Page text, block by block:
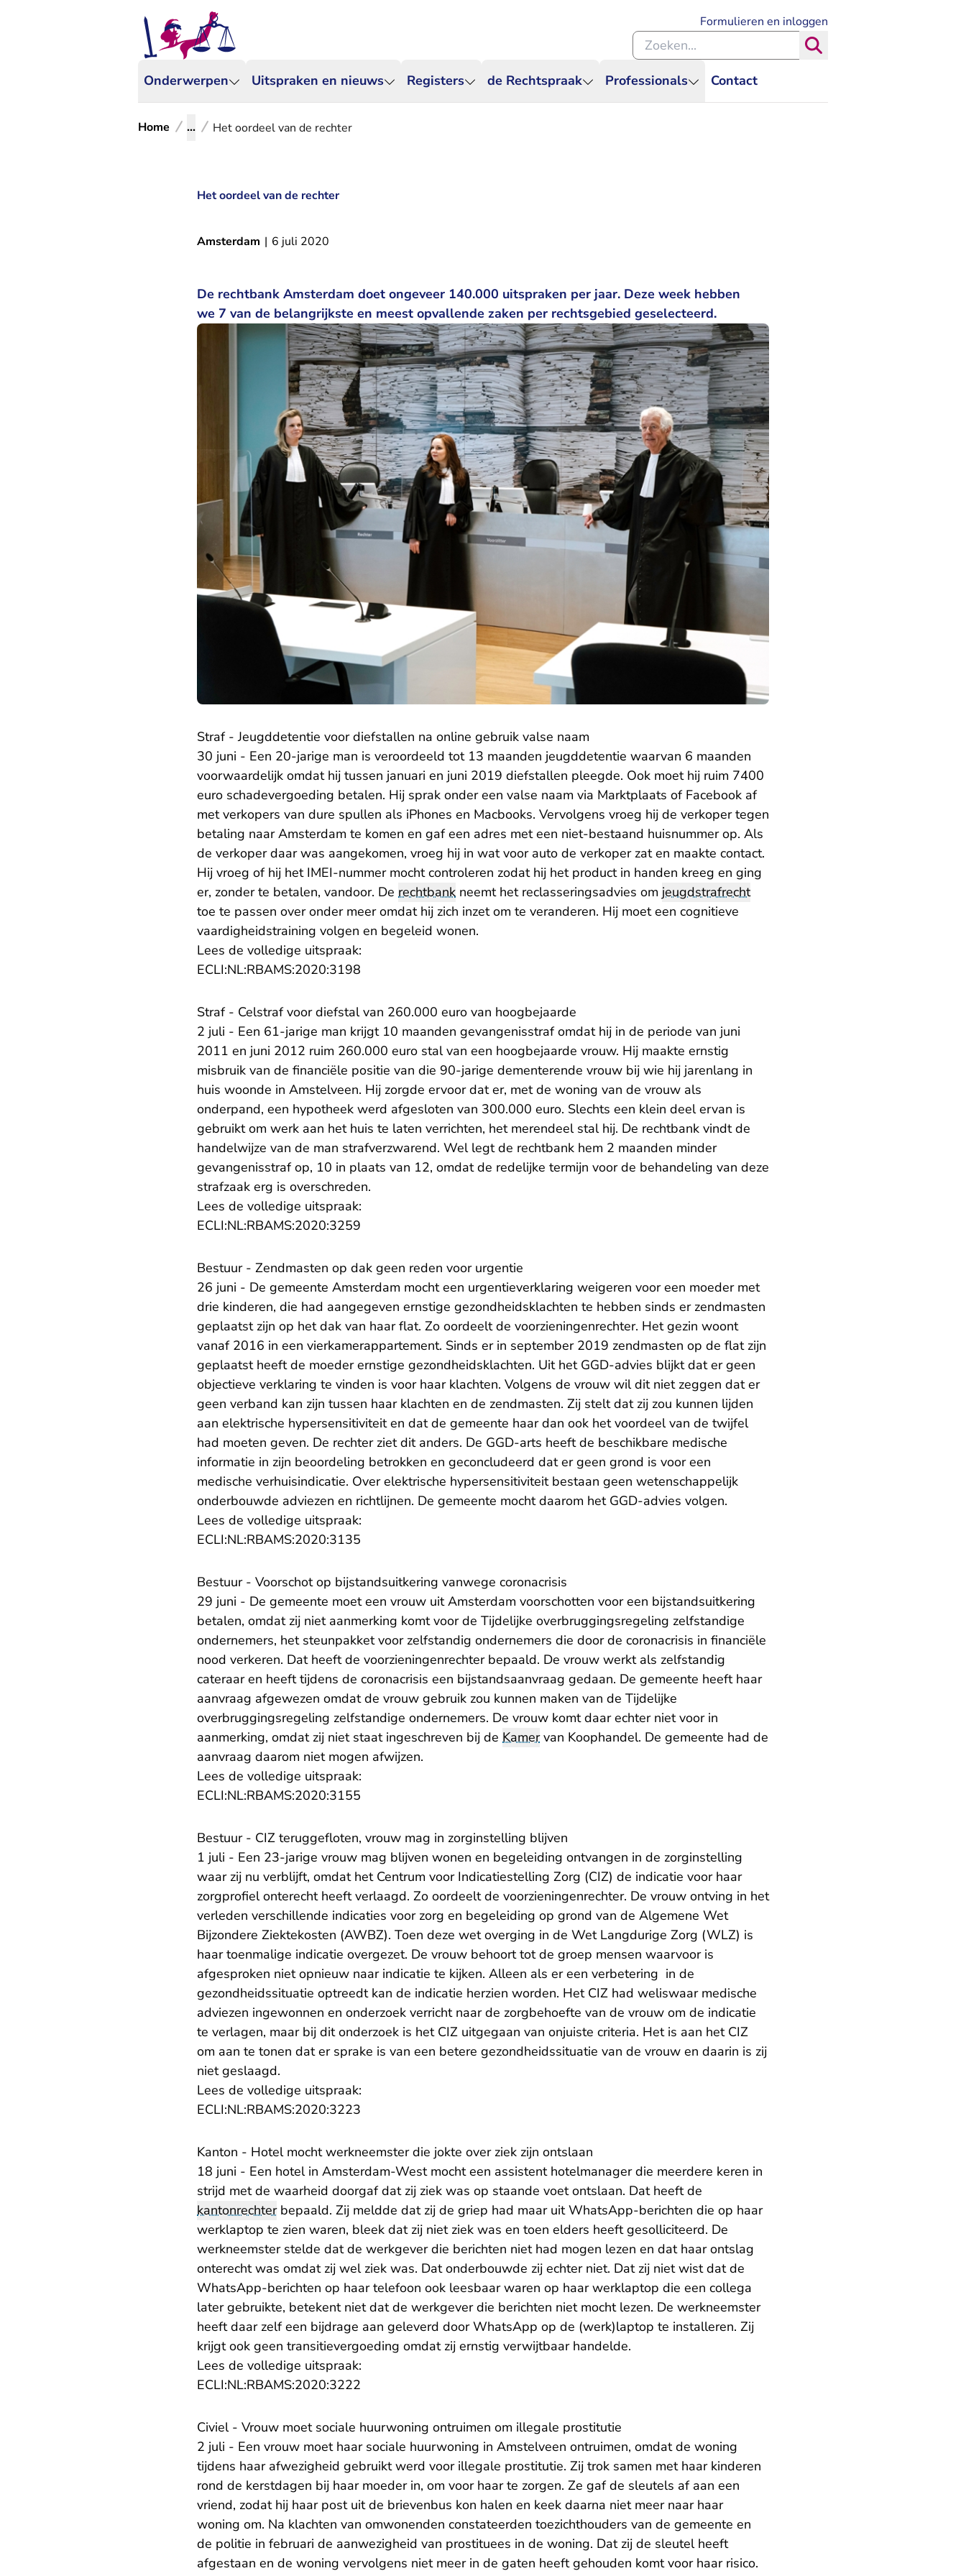
Onderwerpen Uitspraken en nieuws Registers de Rechtspraak Professionals Contact
Formulieren en inloggen
Zoeken binnen de Rechtspraak
Home ... Het oordeel van de rechter
Het oordeel van de rechter
Amsterdam | 6 juli 2020
De rechtbank Amsterdam doet ongeveer 140.000 uitspraken per jaar. Deze week hebben
we 7 van de belangrijkste en meest opvallende zaken per rechtsgebied geselecteerd.
Straf - Jeugddetentie voor diefstallen na online gebruik valse naam
30 juni - Een 20-jarige man is veroordeeld tot 13 maanden jeugddetentie waarvan 6 maanden
voorwaardelijk omdat hij tussen januari en juni 2019 diefstallen pleegde. Ook moet hij ruim 7400
euro schadevergoeding betalen. Hij sprak onder een valse naam via Marktplaats of Facebook af
met verkopers van dure spullen als iPhones en Macbooks. Vervolgens vroeg hij de verkoper tegen
betaling naar Amsterdam te komen en gaf een adres met een niet-bestaand huisnummer op. Als
de verkoper daar was aangekomen, vroeg hij in wat voor auto de verkoper zat en maakte contact.
Hij vroeg of hij het IMEI-nummer mocht controleren zodat hij het product in handen kreeg en ging
er, zonder te betalen, vandoor. De rechtbank neemt het reclasseringsadvies om jeugdstrafrecht
toe te passen over onder meer omdat hij zich inzet om te veranderen. Hij moet een cognitieve
vaardigheidstraining volgen en begeleid wonen.
Lees de volledige uitspraak:
ECLI:NL:RBAMS:2020:3198
Straf - Celstraf voor diefstal van 260.000 euro van hoogbejaarde
2 juli - Een 61-jarige man krijgt 10 maanden gevangenisstraf omdat hij in de periode van juni
2011 en juni 2012 ruim 260.000 euro stal van een hoogbejaarde vrouw. Hij maakte ernstig
misbruik van de financiële positie van die 90-jarige dementerende vrouw bij wie hij jarenlang in
huis woonde in Amstelveen. Hij zorgde ervoor dat er, met de woning van de vrouw als
onderpand, een hypotheek werd afgesloten van 300.000 euro. Slechts een klein deel ervan is
gebruikt om werk aan het huis te laten verrichten, het merendeel stal hij. De rechtbank vindt de
handelwijze van de man strafverzwarend. Wel legt de rechtbank hem 2 maanden minder
gevangenisstraf op, 10 in plaats van 12, omdat de redelijke termijn voor de behandeling van deze
strafzaak erg is overschreden.
Lees de volledige uitspraak:
ECLI:NL:RBAMS:2020:3259
Bestuur - Zendmasten op dak geen reden voor urgentie
26 juni - De gemeente Amsterdam mocht een urgentieverklaring weigeren voor een moeder met
drie kinderen, die had aangegeven ernstige gezondheidsklachten te hebben sinds er zendmasten
geplaatst zijn op het dak van haar flat. Zo oordeelt de voorzieningenrechter. Het gezin woont
vanaf 2016 in een vierkamerappartement. Sinds er in september 2019 zendmasten op de flat zijn
geplaatst heeft de moeder ernstige gezondheidsklachten. Uit het GGD-advies blijkt dat er geen
objectieve verklaring te vinden is voor haar klachten. Volgens de vrouw wil dit niet zeggen dat er
geen verband kan zijn tussen haar klachten en de zendmasten. Zij stelt dat zij zou kunnen lijden
aan elektrische hypersensitiviteit en dat de gemeente haar dan ook het voordeel van de twijfel
had moeten geven. De rechter ziet dit anders. De GGD-arts heeft de beschikbare medische
informatie in zijn beoordeling betrokken en geconcludeerd dat er geen grond is voor een
medische verhuisindicatie. Over elektrische hypersensitiviteit bestaan geen wetenschappelijk
onderbouwde adviezen en richtlijnen. De gemeente mocht daarom het GGD-advies volgen.
Lees de volledige uitspraak:
ECLI:NL:RBAMS:2020:3135
Bestuur - Voorschot op bijstandsuitkering vanwege coronacrisis
29 juni - De gemeente moet een vrouw uit Amsterdam voorschotten voor een bijstandsuitkering
betalen, omdat zij niet aanmerking komt voor de Tijdelijke overbruggingsregeling zelfstandige
ondernemers, het steunpakket voor zelfstandig ondernemers die door de coronacrisis in financiële
nood verkeren. Dat heeft de voorzieningenrechter bepaald. De vrouw werkt als zelfstandig
cateraar en heeft tijdens de coronacrisis een bijstandsaanvraag gedaan. De gemeente heeft haar
aanvraag afgewezen omdat de vrouw gebruik zou kunnen maken van de Tijdelijke
overbruggingsregeling zelfstandige ondernemers. De vrouw komt daar echter niet voor in
aanmerking, omdat zij niet staat ingeschreven bij de Kamervan Koophandel. De gemeente had de
aanvraag daarom niet mogen afwijzen.
Lees de volledige uitspraak:
ECLI:NL:RBAMS:2020:3155
Bestuur - CIZ teruggefloten, vrouw mag in zorginstelling blijven
1 juli - Een 23-jarige vrouw mag blijven wonen en begeleiding ontvangen in de zorginstelling
waar zij nu verblijft, omdat het Centrum voor Indicatiestelling Zorg (CIZ) de indicatie voor haar
zorgprofiel onterecht heeft verlaagd. Zo oordeelt de voorzieningenrechter. De vrouw ontving in het
verleden verschillende indicaties voor zorg en begeleiding op grond van de Algemene Wet
Bijzondere Ziektekosten (AWBZ). Toen deze wet overging in de Wet Langdurige Zorg (WLZ) is
haar toenmalige indicatie overgezet. De vrouw behoort tot de groep mensen waarvoor is
afgesproken niet opnieuw naar indicatie te kijken. Alleen als er een verbetering in de
gezondheidssituatie optreedt kan de indicatie herzien worden. Het CIZ had weliswaar medische
adviezen ingewonnen en onderzoek verricht naar de zorgbehoefte van de vrouw om de indicatie
te verlagen, maar bij dit onderzoek is het CIZ uitgegaan van onjuiste criteria. Het is aan het CIZ
om aan te tonen dat er sprake is van een betere gezondheidssituatie van de vrouw en daarin is zij
niet geslaagd.
Lees de volledige uitspraak:
ECLI:NL:RBAMS:2020:3223
​Kanton - Hotel mocht werkneemster die jokte over ziek zijn ontslaan
18 juni - Een hotel in Amsterdam-West mocht een assistent hotelmanager die meerdere keren in
strijd met de waarheid doorgaf dat zij ziek was op staande voet ontslaan. Dat heeft de
kantonrechterbepaald. Zij meldde dat zij de griep had maar uit WhatsApp-berichten die op haar
werklaptop te zien waren, bleek dat zij niet ziek was en toen elders heeft gesolliciteerd. De
werkneemster stelde dat de werkgever die berichten niet had mogen lezen en dat haar ontslag
onterecht was omdat zij wel ziek was. Dat onderbouwde zij echter niet. Dat zij niet wist dat de
WhatsApp-berichten op haar telefoon ook leesbaar waren op haar werklaptop die een collega
later gebruikte, betekent niet dat de werkgever die berichten niet mocht lezen. De werkneemster
heeft daar zelf een bijdrage aan geleverd door WhatsApp op de (werk)laptop te installeren. Zij
krijgt ook geen transitievergoeding omdat zij ernstig verwijtbaar handelde.
Lees de volledige uitspraak:
ECLI:NL:RBAMS:2020:3222
Civiel - Vrouw moet sociale huurwoning ontruimen om illegale prostitutie
2 juli - Een vrouw moet haar sociale huurwoning in Amstelveen ontruimen, omdat de woning
tijdens haar afwezigheid gebruikt werd voor illegale prostitutie. Zij trok samen met haar kinderen
rond de kerstdagen bij haar moeder in, om voor haar te zorgen. Ze gaf de sleutels af aan een
vriend, zodat hij haar post uit de brievenbus kon halen en keek daarna niet meer naar haar
woning om. Na klachten van omwonenden constateerden toezichthouders van de gemeente en
de politie in februari de aanwezigheid van prostituees in de woning. Dat zij de sleutel heeft
afgestaan en de woning vervolgens niet meer in de gaten heeft gehouden komt voor haar risico.